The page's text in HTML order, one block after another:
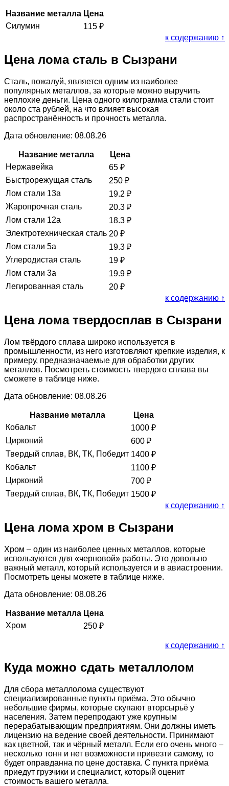
Название металла Цена
Силумин
115 ₽
к содержанию ↑
Цена лома сталь в Сызрани
Сталь, пожалуй, является одним из наиболее
популярных металлов, за которые можно выручить
неплохие деньги. Цена одного килограмма стали стоит
около ста рублей, на что влияет высокая
распространённость и прочность металла.
Дата обновление: 08.08.26
Название металла
Цена
Нержавейка
65 ₽
Быстрорежущая сталь
250 ₽
Лом стали 13а
19.2 ₽
Жаропрочная сталь
20.3 ₽
Лом стали 12а
18.3 ₽
Электротехническая сталь 20 ₽
Лом стали 5а
19.3 ₽
Углеродистая сталь
19 ₽
Лом стали 3а
19.9 ₽
Легированная сталь
20 ₽
к содержанию ↑
Цена лома твердосплав в Сызрани
Лом твёрдого сплава широко используется в
промышленности, из него изготовляют крепкие изделия, к
примеру, предназначаемые для обработки других
металлов. Посмотреть стоимость твердого сплава вы
сможете в таблице ниже.
Дата обновление: 08.08.26
Название металла
Цена
Кобальт
1000 ₽
Цирконий
600 ₽
Твердый сплав, ВК, ТК, Победит 1400 ₽
Кобальт
1100 ₽
Цирконий
700 ₽
Твердый сплав, ВК, ТК, Победит 1500 ₽
к содержанию ↑
Цена лома хром в Сызрани
Хром – один из наиболее ценных металлов, которые
используются для «черновой» работы. Это довольно
важный металл, который используется и в авиастроении.
Посмотреть цены можете в таблице ниже.
Дата обновление: 08.08.26
Название металла Цена
Хром
250 ₽
к содержанию ↑
Куда можно сдать металлолом
Для сбора металлолома существуют
специализированные пункты приёма. Это обычно
небольшие фирмы, которые скупают вторсырьё у
населения. Затем перепродают уже крупным
перерабатывающим предприятиям. Они должны иметь
лицензию на ведение своей деятельности. Принимают
как цветной, так и чёрный металл. Если его очень много –
несколько тонн и нет возможности привезти самому, то
будет оправданна по цене доставка. С пункта приёма
приедут грузчики и специалист, который оценит
стоимость вашего металла.